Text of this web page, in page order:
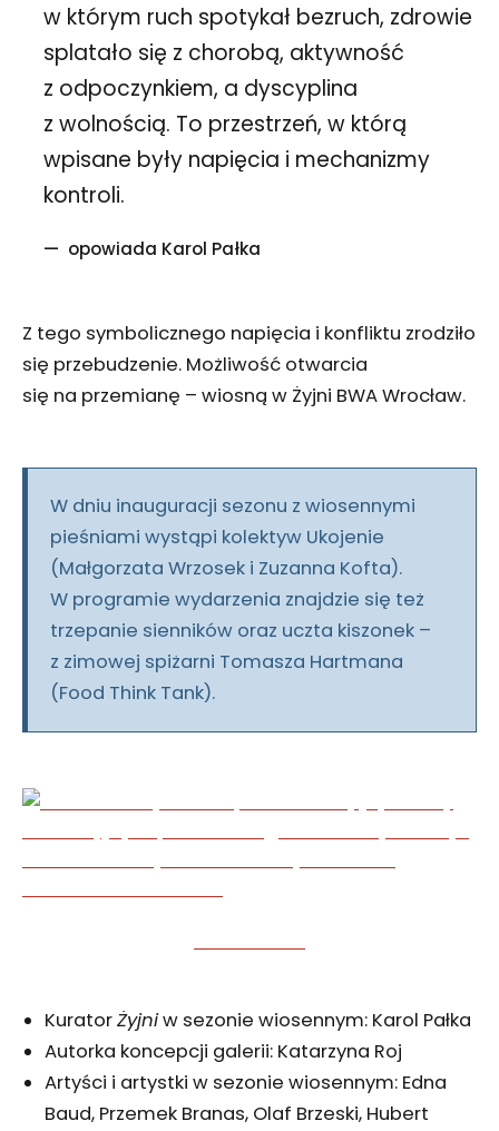
w którym ruch spotykał bezruch, zdrowie
splatało się z chorobą, aktywność
z odpoczynkiem, a dyscyplina
z wolnością. To przestrzeń, w którą
wpisane były napięcia i mechanizmy
kontroli.
opowiada Karol Pałka
Z tego symbolicznego napięcia i konfliktu zrodziło
się przebudzenie. Możliwość otwarcia
się na przemianę – wiosną w Żyjni BWA Wrocław.
W dniu inauguracji sezonu z wiosennymi
pieśniami wystąpi kolektyw Ukojenie
(Małgorzata Wrzosek i Zuzanna Kofta).
W programie wydarzenia znajdzie się też
trzepanie sienników oraz uczta kiszonek –
z zimowej spiżarni Tomasza Hartmana
(Food Think Tank).
KuratorŻyjniw sezonie wiosennym: Karol Pałka
Autorka koncepcji galerii: Katarzyna Roj
Artyści i artystki w sezonie wiosennym: Edna
Baud, Przemek Branas, Olaf Brzeski, Hubert